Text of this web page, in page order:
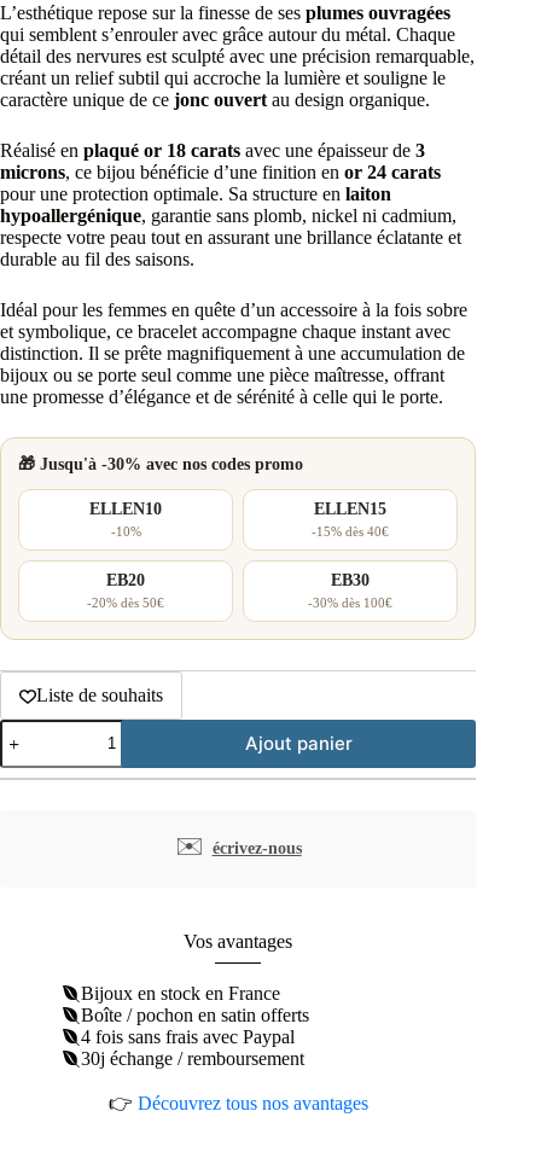
L’esthétique repose sur la finesse de ses plumes ouvragées
qui semblent s’enrouler avec grâce autour du métal. Chaque
détail des nervures est sculpté avec une précision remarquable,
créant un relief subtil qui accroche la lumière et souligne le
caractère unique de ce jonc ouvert au design organique.
Réalisé en plaqué or 18 carats avec une épaisseur de 3
microns, ce bijou bénéficie d’une finition en or 24 carats
pour une protection optimale. Sa structure en laiton
hypoallergénique, garantie sans plomb, nickel ni cadmium,
respecte votre peau tout en assurant une brillance éclatante et
durable au fil des saisons.
Idéal pour les femmes en quête d’un accessoire à la fois sobre
et symbolique, ce bracelet accompagne chaque instant avec
distinction. Il se prête magnifiquement à une accumulation de
bijoux ou se porte seul comme une pièce maîtresse, offrant
une promesse d’élégance et de sérénité à celle qui le porte.
🎁 Jusqu'à -30% avec nos codes promo
ELLEN10
-10%
ELLEN15
-15% dès 40€
EB20
-20% dès 50€
EB30
-30% dès 100€
Liste de souhaits
quantité
de
Bracelet
Ajout panier
✉️ écrivez-nous
Vos avantages
Bijoux en stock en France
Boîte / pochon en satin offerts
4 fois sans frais avec Paypal
30j échange / remboursement
👉 Découvrez tous nos avantages